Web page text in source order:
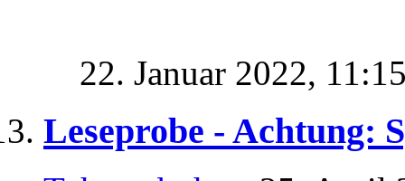
22. Januar 2022,
Leseprobe - Achtung: